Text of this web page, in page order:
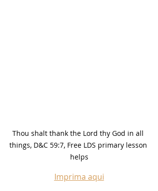
Thou shalt thank the Lord thy God in all
things, D&C 59:7, Free LDS primary lesson
helps
Imprima aqui